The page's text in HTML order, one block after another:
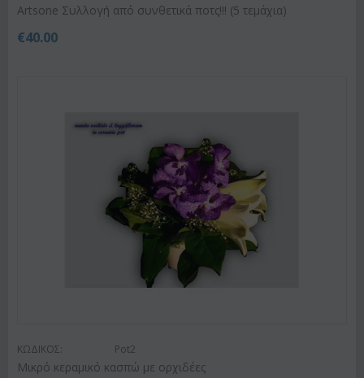
Artsone Συλλογή από συνθετικά ποτς!!! (5 τεμάχια)
€40.00
ΚΩΔΙΚΟΣ: Pot2
Mικρό κεραμικό κασπώ με ορχιδέες